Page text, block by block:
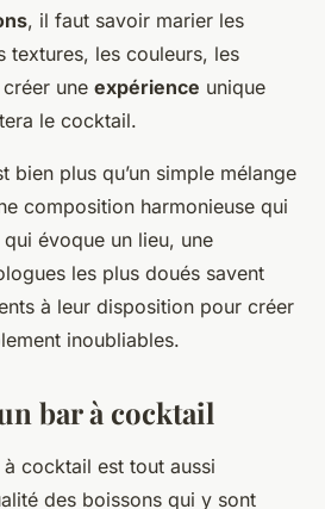
, il faut savoir marier les
textures, les couleurs, les
une expérience unique
le cocktail.
bien plus qu’un simple mélange
composition harmonieuse qui
évoque un lieu, une
les plus doués savent
à leur disposition pour créer
inoubliables.
bar à cocktail
à cocktail est tout aussi
des boissons qui y sont